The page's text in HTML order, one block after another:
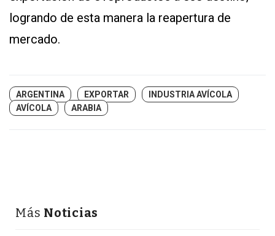
logrando de esta manera la reapertura de
mercado.
ARGENTINA EXPORTAR
INDUSTRIA AVÍCOLA
AVÍCOLA
ARABIA
Más Noticias